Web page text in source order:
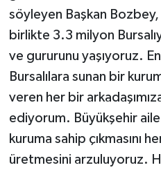
söyleyen Başkan Bozbey,
birlikte 3.3 milyon
ve gururunu yaşıyoruz.
Bursalılara sunan bir
veren her bir
ediyorum. Büyükşehir
kuruma sahip çıkmasını
üretmesini arzuluyoruz.